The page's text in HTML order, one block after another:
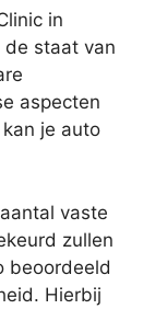
in
staat van
aspecten
je auto
vaste
zullen
beoordeeld
Hierbij